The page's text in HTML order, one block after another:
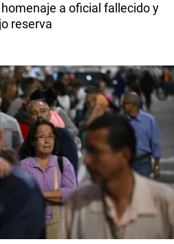
a oficial fallecido y
reserva